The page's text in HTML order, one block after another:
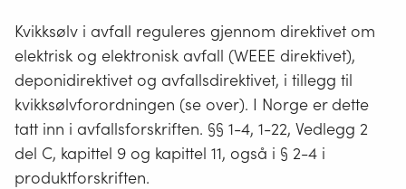
Strømkilden
er
batteri
og/eller
fra
strømnettet
via
Kvikksølv i avfall reguleres gjennom direktivet om
elektrisk og elektronisk avfall (WEEE direktivet),
deponidirektivet og avfallsdirektivet, i tillegg til
kvikksølvforordningen (se over). I Norge er dette
tatt inn i avfallsforskriften. §§ 1-4, 1-22, Vedlegg 2
del C, kapittel 9 og kapittel 11, også i § 2-4 i
produktforskriften.